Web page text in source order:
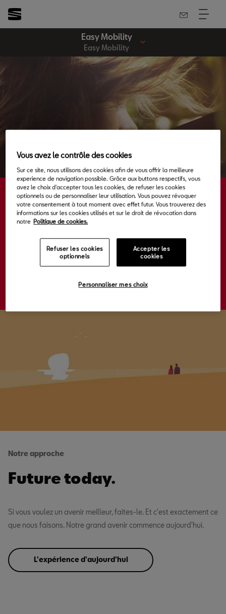
Easy Mobility
Easy Mobility
Easy mobility
Défier la tradition.
Nous croyons en la remise en question des conventions. En
prenant des risques, en réussissant et en échouant. Parce que
c'est ainsi que naît la véritable innovation.
Notre approche
Future today.
Si vous voulez un avenir meilleur, faites-le. Et c'est exactement ce
que nous faisons. Notre grand avenir commence aujourd'hui.
L'expérience d'aujourd'hui
Vous avez le contrôle des cookies
Sur ce site, nous utilisons des cookies afin de vous offrir la meilleure
experience de navigation possible. Grâce aux buttons respectifs, vous
avez le choix d'accepter tous les cookies, de refuser les cookies
optionnels ou de personnaliser leur utilisation. Vous pouvez révoquer
votre consentement à tout moment avec effet futur. Vous trouverez des
informations sur les cookies utilisés et sur le droit de révocation dans
notre Politique de cookies.
Refuser les cookies
optionnels
Accepter les
cookies
Personnaliser mes choix